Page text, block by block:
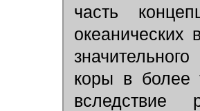
часть
океанических
коры в более
вследствие